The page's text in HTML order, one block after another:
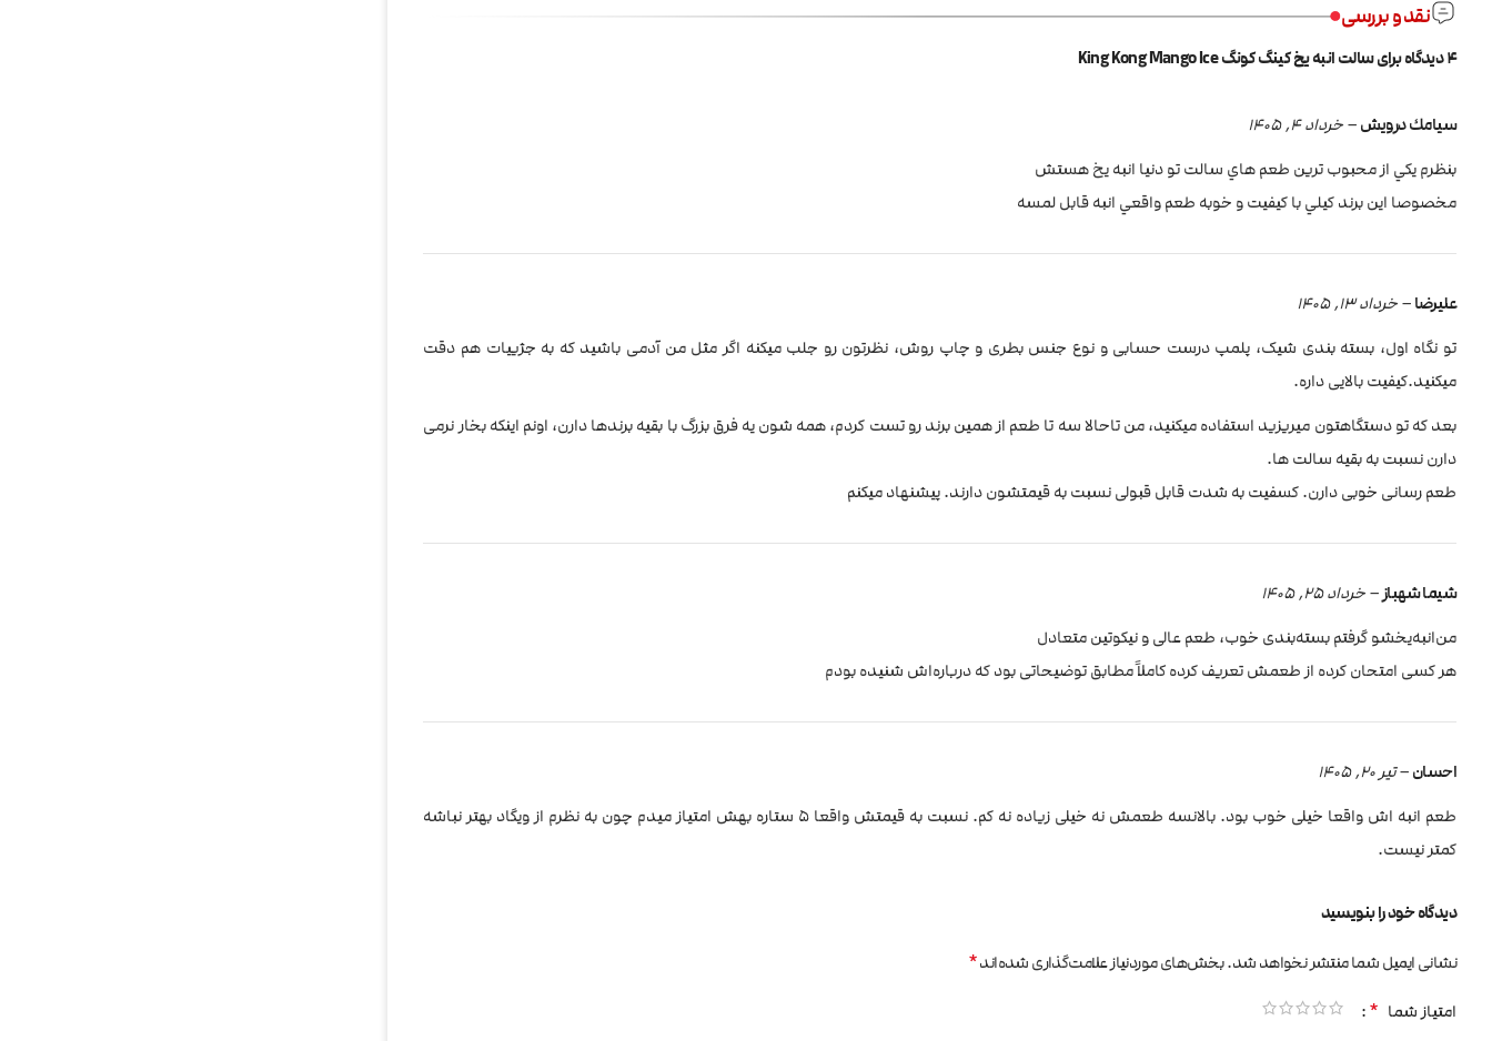
نقد و بررسی
4 دیدگاه برای سالت انبه یخ کینگ کونگ King Kong Mango Ice
سيامك درويش– خرداد 4, 1405
بنظرم يكي از محبوب ترين طعم هاي سالت تو دنيا انبه يخ هستش
مخصوصا اين برند كيلي با كيفيت و خوبه طعم واقعي انبه قابل لمسه
علیرضا– خرداد 13, 1405
تو نگاه اول، بسته بندی شیک، پلمپ درست حسابی و نوع جنس بطری و چاپ روش، نظرتون رو جلب میکنه اگر مثل من آدمی باشید که به جژییات هم دقت
میکنید.کیفیت بالایی داره.
بعد که تو دستگاهتون میریزید استفاده میکنید، من تاحالا سه تا طعم از همین برند رو تست کردم، همه شون یه فرق بزرگ با بقیه برندها دارن، اونم اینکه بخار نرمی
دارن نسبت به بقیه سالت ها.
طعم رسانی خوبی دارن. کسفیت به شدت قابل قبولی نسبت به قیمتشون دارند. پیشنهاد میکنم
شیما شهباز –خرداد 25, 1405
من‌انبه‌یخشو گرفتم بسته‌بندی خوب، طعم عالی و نیکوتین متعادل
هر کسی امتحان کرده از طعمش تعریف کرده کاملاً مطابق توضیحاتی بود که درباره‌اش شنیده بودم
احسان–تیر 20, 1405
طعم انبه اش واقعا خیلی خوب بود. بالانسه طعمش نه خیلی زیاده نه کم. نسبت به قیمتش واقعا ۵ ستاره بهش امتیاز میدم چون به نظرم از ویگاد بهتر نباشه
کمتر نیست.
دیدگاه خود را بنویسید
نشانی ایمیل شما منتشر نخواهد شد.بخش‌های موردنیاز علامت‌گذاری شده‌اند*
امتیاز شما *